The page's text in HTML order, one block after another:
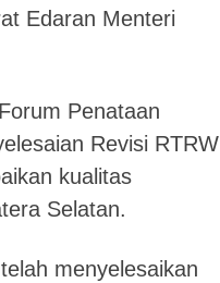
Edaran Menteri
Penataan
Revisi RTRW
kualitas
Selatan.
menyelesaikan